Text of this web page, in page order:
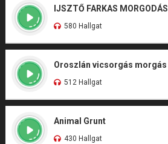
IJSZTŐ FARKAS MORGODÁS
580 Hallgat
Oroszlán vicsorgás morgás
512 Hallgat
Animal Grunt
430 Hallgat